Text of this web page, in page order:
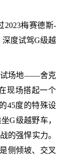
2023梅赛德斯-
度试驾G级越
试场地——舍克
现场搭起一个
45度的特殊设
G级越野车，
的强悍实力。
侧倾坡、交叉